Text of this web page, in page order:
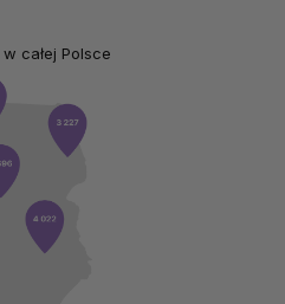
całej Polsce